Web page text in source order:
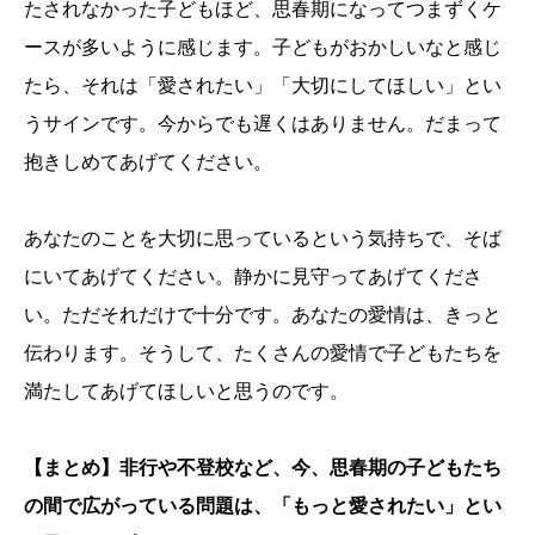
たされなかった子どもほど、思春期になってつまずくケ
ースが多いように感じます。子どもがおかしいなと感じ
たら、それは「愛されたい」「大切にしてほしい」とい
うサインです。今からでも遅くはありません。だまって
抱きしめてあげてください。
あなたのことを大切に思っているという気持ちで、そば
にいてあげてください。静かに見守ってあげてくださ
い。ただそれだけで十分です。あなたの愛情は、きっと
伝わります。そうして、たくさんの愛情で子どもたちを
満たしてあげてほしいと思うのです。
【まとめ】非行や不登校など、今、思春期の子どもたち
の間で広がっている問題は、「もっと愛されたい」とい